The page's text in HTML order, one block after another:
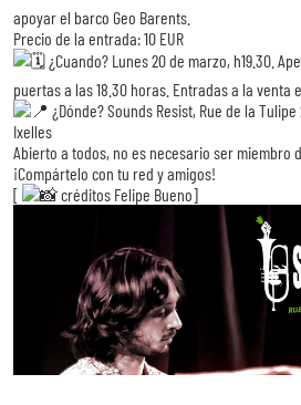
apoyar el barco Geo Barents.
Precio de la entrada: 10 EUR
¿Cuando? Lunes 20 de marzo, h19.30.
puertas a las 18.30 horas. Entradas a la venta
¿Dónde?Sounds Resist, Rue de la Tulipe
Ixelles
Abierto a todos, no es necesario ser miembro
¡Compártelo con tu red y amigos!
[
créditos Felipe Bueno]